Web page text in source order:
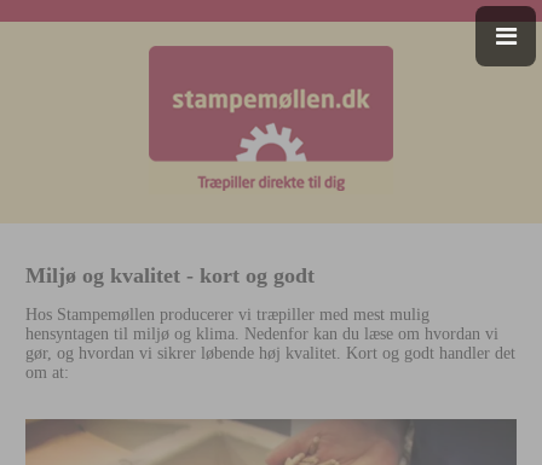
Miljø og kvalitet - kort og godt
Hos Stampemøllen producerer vi træpiller med mest mulig
hensyntagen til miljø og klima. Nedenfor kan du læse om hvordan vi
gør, og hvordan vi sikrer løbende høj kvalitet. Kort og godt handler det
om at: